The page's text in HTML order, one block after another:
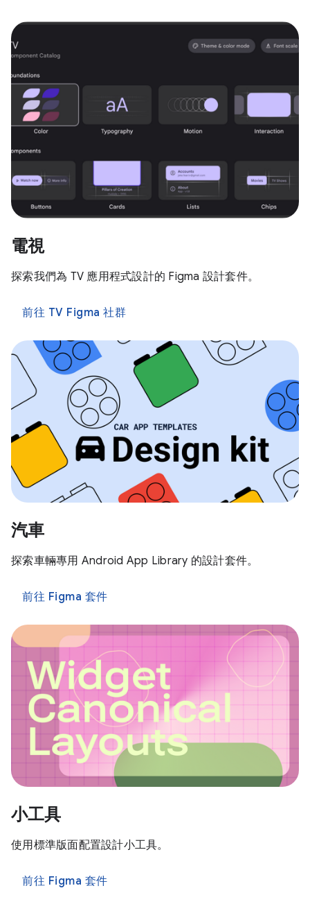
電視
探索我們為 TV 應用程式設計的 Figma 設計套件。
前往 TV Figma 社群
汽車
探索車輛專用 Android App Library 的設計套件。
前往 Figma 套件
小工具
使用標準版面配置設計小工具。
前往 Figma 套件